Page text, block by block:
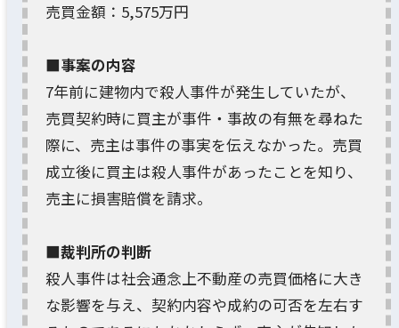
売買金額：5,575万円
■事案の内容
7年前に建物内で殺人事件が発生していたが、
売買契約時に買主が事件・事故の有無を尋ねた
際に、売主は事件の事実を伝えなかった。売買
成立後に買主は殺人事件があったことを知り、
売主に損害賠償を請求。
■裁判所の判断
殺人事件は社会通念上不動産の売買価格に大き
な影響を与え、契約内容や成約の可否を左右す